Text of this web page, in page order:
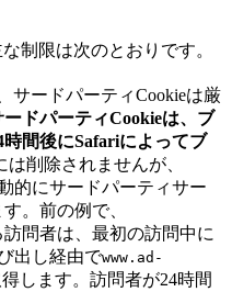
制限は次のとおりです。
サードパーティCookieは厳
ードパーティCookieは、ブ
間後にSafariによってブ
は削除されませんが、
的にサードパーティサー
。前の例で、
訪問者は、最初の訪問中に
出し経由でwww.ad-
します。訪問者が24時間